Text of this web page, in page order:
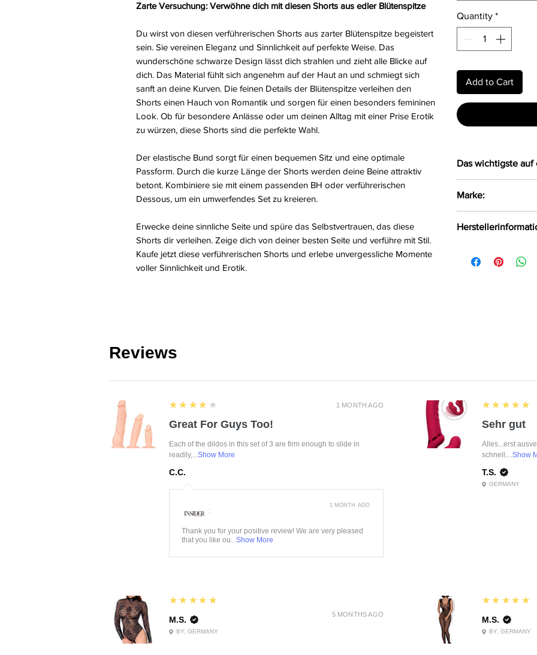
Zarte Versuchung: Verwöhne dich mit diesen Shorts aus edler Blütenspitze
Du wirst von diesen verführerischen Shorts aus zarter Blütenspitze begeistert
sein. Sie vereinen Eleganz und Sinnlichkeit auf perfekte Weise. Das
wunderschöne schwarze Design lässt dich strahlen und zieht alle Blicke auf
dich. Das Material fühlt sich angenehm auf der Haut an und schmiegt sich
sanft an deine Kurven. Die feinen Details der Blütenspitze verleihen den
Shorts einen Hauch von Romantik und sorgen für einen besonders femininen
Look. Ob für besondere Anlässe oder um deinen Alltag mit einer Prise Erotik
zu würzen, diese Shorts sind die perfekte Wahl.
Der elastische Bund sorgt für einen bequemen Sitz und eine optimale
Passform. Durch die kurze Länge der Shorts werden deine Beine attraktiv
betont. Kombiniere sie mit einem passenden BH oder verführerischen
Dessous, um ein umwerfendes Set zu kreieren.
Erwecke deine sinnliche Seite und spüre das Selbstvertrauen, das diese
Shorts dir verleihen. Zeige dich von deiner besten Seite und verführe mit Stil.
Kaufe jetzt diese verführerischen Shorts und erlebe unvergessliche Momente
voller Sinnlichkeit und Erotik.
Quantity *
Add to Cart
Das wichtigste auf
Blütenspitze
Größe:S/M, L/XL
Farbe:schwarz
Marke:
Krolewska Street 1
Reviews
1 MONTH AGO
4
★★★★★
Great For Guys Too!
Each of the dildos in this set of 3 are firm enough to slide in
readily,...Show More
C.C.
:
Thank you for your positive review! We are very pleased
that you like ou...Show More
1 MONTH AGO
5
★★★★★
Sehr gut
Alles...erst
schnell....Show
T.S.
GERMANY
5 MONTHS AGO
5
★★★★★
M.S.
BY, GERMANY
5
★★★★★
M.S.
BY, GERMANY